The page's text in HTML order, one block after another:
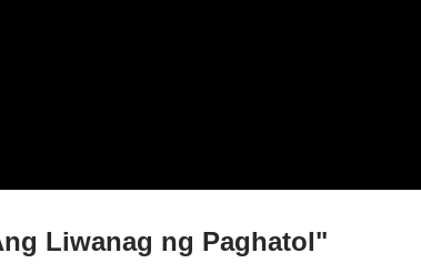
Liwanag ng Paghatol"